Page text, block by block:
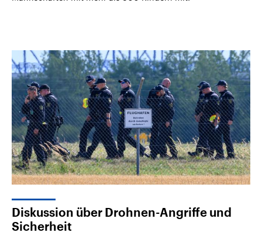
Diskussion über Drohnen-Angriffe und
Sicherheit